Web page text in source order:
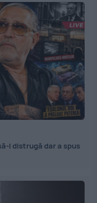
l distrugă dar a spus